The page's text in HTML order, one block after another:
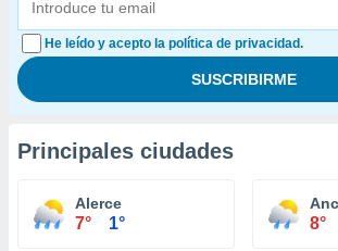
He leído y acepto la política de privacidad.
Principales ciudades
Alerce
7° 1° 8°